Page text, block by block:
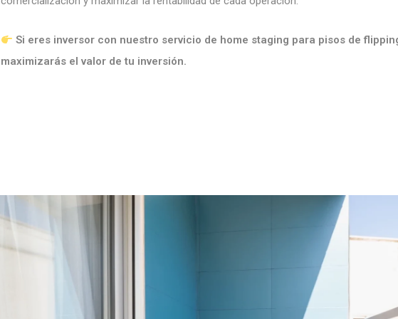
Si eres inversor con nuestro servicio de home staging para pisos de
maximizarás el valor de tu inversión.